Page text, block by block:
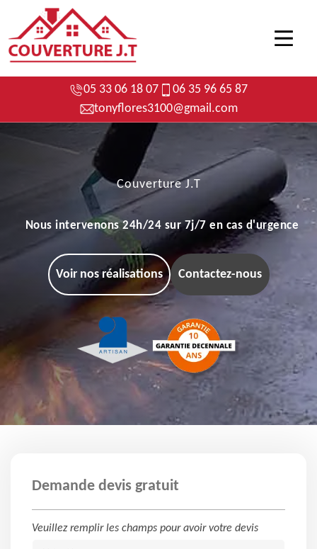
05 33 06 18 07
06 35 96 65 87
tonyflores3100@gmail.com
Couverture J.T
Nous intervenons 24h/24 sur 7j/7 en cas d'urgence
Voir nos réalisations Contactez-nous
Demande devis gratuit
Veuillez remplir les champs pour avoir votre devis